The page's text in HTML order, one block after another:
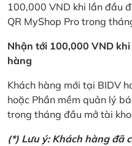
100,000 VND khi lần đầu
QR MyShop Pro trong
Nhận tới 100,000 VND
hàng
Khách hàng mới tại BIDV
hoặc Phần mềm quản lý
trong tháng đầu mở tài
(*) Lưu ý: Khách hàng đã